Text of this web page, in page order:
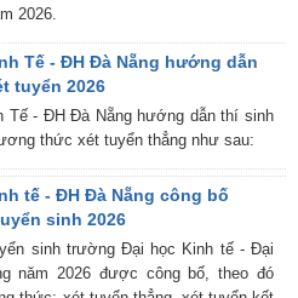
2026.
Tế - ĐH Đà Nẵng hướng dẫn
tuyển 2026
Tế - ĐH Đà Nẵng hướng dẫn thí sinh
thức xét tuyển thẳng như sau:
tế - ĐH Đà Nẵng công bố
sinh 2026
sinh trường Đại học Kinh tế - Đại
năm 2026 được công bố, theo đó